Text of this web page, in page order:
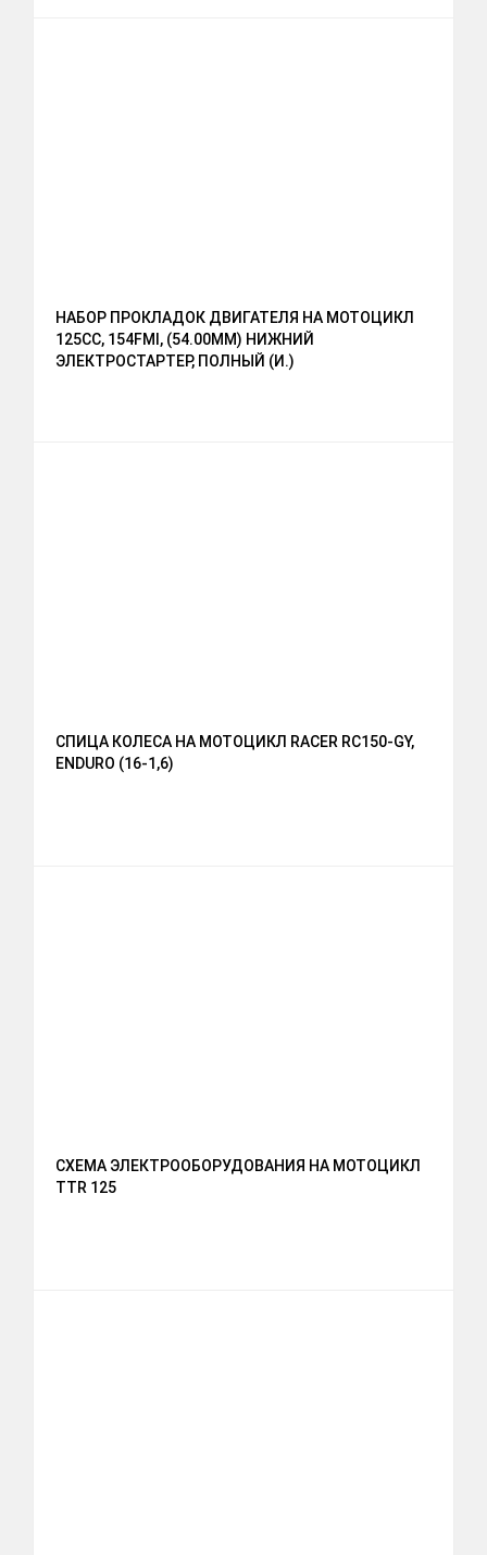
НАБОР ПРОКЛАДОК ДВИГАТЕЛЯ НА МОТОЦИКЛ
125CC, 154FMI, (54.00ММ) НИЖНИЙ
ЭЛЕКТРОСТАРТЕР, ПОЛНЫЙ (И.)
СПИЦА КОЛЕСА НА МОТОЦИКЛ RACER RC150-GY,
ENDURO (16-1,6)
СХЕМА ЭЛЕКТРООБОРУДОВАНИЯ НА МОТОЦИКЛ
TTR 125